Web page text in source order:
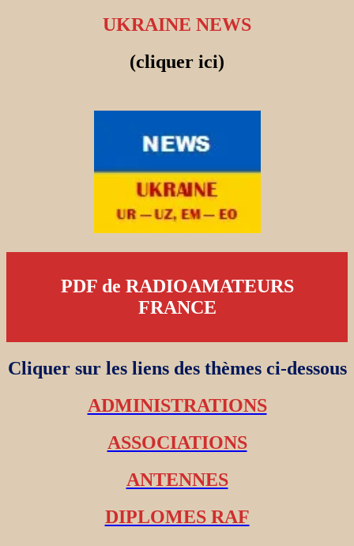
UKRAINE NEWS
(cliquer ici)
PDF de RADIOAMATEURS
FRANCE
Cliquer sur les liens des thèmes ci-dessous
ADMINISTRATIONS
ASSOCIATIONS
ANTENNES
DIPLOMES RAF